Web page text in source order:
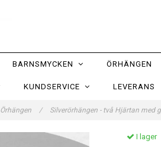
BARNSMYCKEN ÖRHÄNGEN
KUNDSERVICE LEVERANS
Örhängen / Silverörhängen - två Hjärtan med
I lager